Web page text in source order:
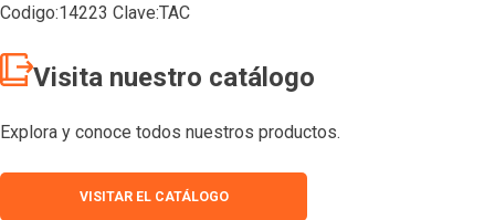
Codigo:14223 Clave:TAC
Visita nuestro catálogo
Explora y conoce todos nuestros productos.
VISITAR EL CATÁLOGO